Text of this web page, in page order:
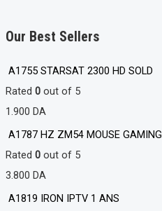
Our Best Sellers
A1755 STARSAT 2300 HD SOLD
Rated 0out of 5
1.900 DA
A1787 HZ ZM54 MOUSE GAMING
Rated 0out of 5
3.800 DA
A1819 IRON IPTV 1 ANS